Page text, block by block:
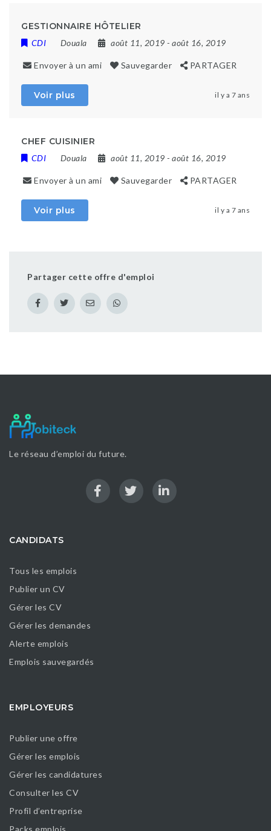
GESTIONNAIRE HÔTELIER
CDI Douala août 11, 2019 - août 16, 2019
Envoyer à un ami Sauvegarder PARTAGER
Voir plus il y a 7 ans
CHEF CUISINIER
CDI Douala août 11, 2019 - août 16, 2019
Envoyer à un ami Sauvegarder PARTAGER
Voir plus il y a 7 ans
Partager cette offre d'emploi
Le réseau d’emploi du future.
CANDIDATS
Tous les emplois
Publier un CV
Gérer les CV
Gérer les demandes
Alerte emplois
Emplois sauvegardés
EMPLOYEURS
Publier une offre
Gérer les emplois
Gérer les candidatures
Consulter les CV
Profil d’entreprise
Packs emplois